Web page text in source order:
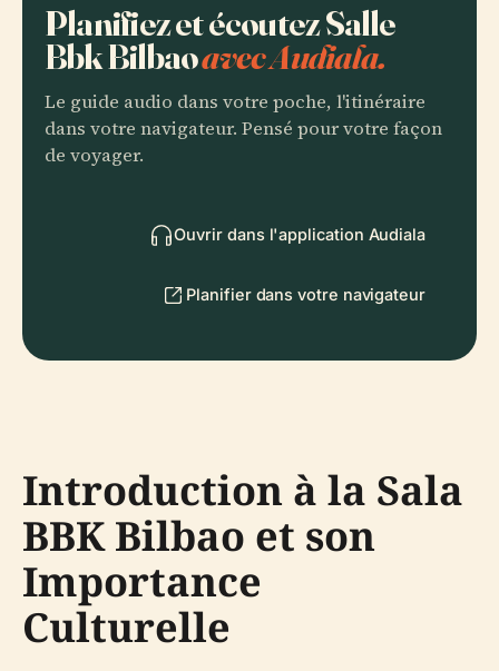
Planifiez et écoutez Salle
Bbk Bilbaoavec Audiala.
Le guide audio dans votre poche, l'itinéraire
dans votre navigateur. Pensé pour votre façon
de voyager.
Ouvrir dans l'application Audiala
Planifier dans votre navigateur
Introduction à la Sala
BBK Bilbao et son
Importance
Culturelle